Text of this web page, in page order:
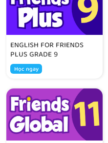
ENGLISH FOR FRIENDS
PLUS GRADE 9
Học ngay